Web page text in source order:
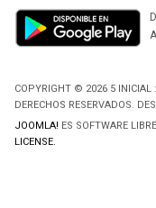
COPYRIGHT © 2026 5 INICIAL
DERECHOS RESERVADOS.
JOOMLA! ES SOFTWARE
LICENSE.